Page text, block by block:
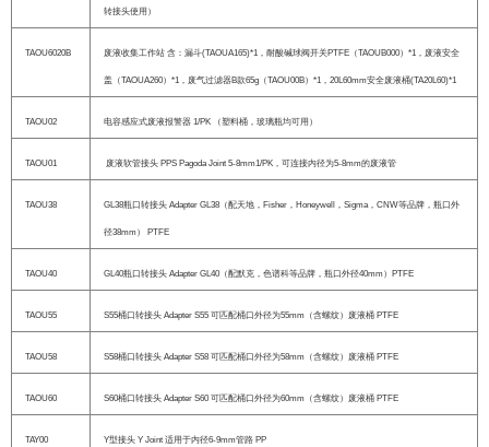
转接头使用）
TAOU6020B 废液收集工作站 含：漏斗(TAOUA165)*1，耐酸碱球阀开关PTFE（TAOUB000）*1，废液安全
盖（TAOUA260）*1，废气过滤器B款65g（TAOU00B）*1，20L60mm安全废液桶(TA20L60)*1
TAOU02 电容感应式废液报警器 1/PK （塑料桶，玻璃瓶均可用）
TAOU01 废液软管接头 PPS Pagoda Joint 5-8mm1/PK，可连接内径为5-8mm的废液管
TAOU38 GL38瓶口转接头 Adapter GL38（配天地，Fisher，Honeywell，Sigma，CNW等品牌，瓶口外
径38mm） PTFE
TAOU40 GL40瓶口转接头 Adapter GL40（配默克，色谱科等品牌，瓶口外径40mm）PTFE
TAOU55 S55桶口转接头 Adapter S55 可匹配桶口外径为55mm（含螺纹）废液桶 PTFE
TAOU58 S58桶口转接头 Adapter S58 可匹配桶口外径为58mm（含螺纹）废液桶 PTFE
TAOU60 S60桶口转接头 Adapter S60 可匹配桶口外径为60mm（含螺纹）废液桶 PTFE
TAY00 Y型接头 Y Joint 适用于内径6-9mm管路 PP